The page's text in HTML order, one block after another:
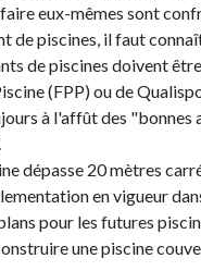
eux-mêmes sont
de piscines, il faut
de piscines doivent
(FPP) ou de
à l'affût des
dépasse 20 mètres
en vigueur
pour les futures
une piscine